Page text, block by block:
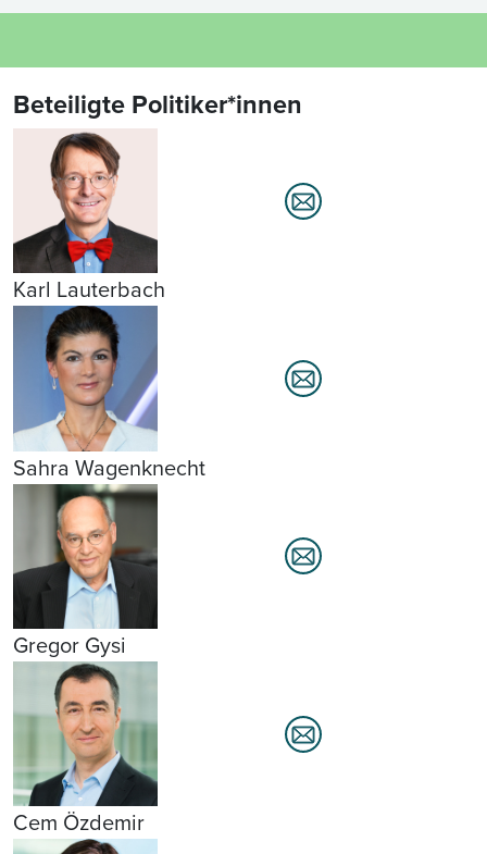
Beteiligte Politiker*innen
Karl Lauterbach
Sahra Wagenknecht
Gregor Gysi
Cem Özdemir